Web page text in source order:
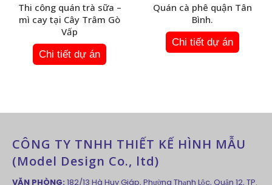
Thi công quán trà sữa –
mì cay tại Cây Trâm Gò
Vấp
Chi tiết dự án
Quán cà phê quận Tân
Bình.
Chi tiết dự án
CÔNG TY TNHH THIẾT KẾ HÌNH MẪU
(Model Design Co., ltd)
VĂN PHÒNG: 182/13 Hà Huy Giáp, Phường Thạnh Lộc, Quận 12, TP.